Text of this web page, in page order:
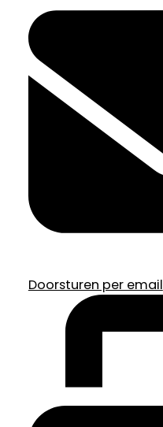
Doorsturen per email